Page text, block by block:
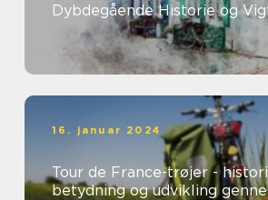
Dybdegående Historie og
16. januar 2024
Tour de France-trøjer -
betydning og udvikling